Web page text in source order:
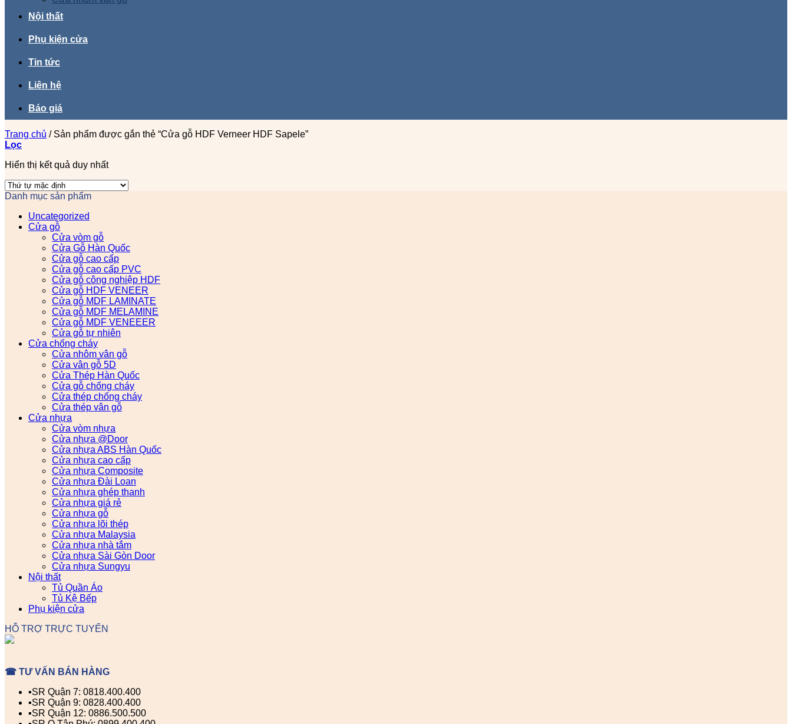
Nội thất
Phụ kiện cửa
Tin tức
Liên hệ
Báo giá
Trang chủ /Sản phẩm được gắn thẻ “Cửa gỗ HDF Verneer HDF Sapele”
Lọc
Hiển thị kết quả duy nhất
Danh mục sản phẩm
Uncategorized
Cửa gỗ
Cửa vòm gỗ
Cửa Gỗ Hàn Quốc
Cửa gỗ cao cấp
Cửa gỗ cao cấp PVC
Cửa gỗ công nghiệp HDF
Cửa gỗ HDF VENEER
Cửa gỗ MDF LAMINATE
Cửa gỗ MDF MELAMINE
Cửa gỗ MDF VENEEER
Cửa gỗ tự nhiên
Cửa chống cháy
Cửa nhôm vân gỗ
Cửa vân gỗ 5D
Cửa Thép Hàn Quốc
Cửa gỗ chống cháy
Cửa thép chống cháy
Cửa thép vân gỗ
Cửa nhựa
Cửa vòm nhựa
Cửa nhựa @Door
Cửa nhựa ABS Hàn Quốc
Cửa nhựa cao cấp
Cửa nhựa Composite
Cửa nhựa Đài Loan
Cửa nhựa ghép thanh
Cửa nhựa giá rẻ
Cửa nhựa gỗ
Cửa nhựa lõi thép
Cửa nhựa Malaysia
Cửa nhựa nhà tắm
Cửa nhựa Sài Gòn Door
Cửa nhựa Sungyu
Nội thất
Tủ Quần Áo
Tủ Kệ Bếp
Phụ kiện cửa
HỖ TRỢ TRỰC TUYẾN
☎ TƯ VẤN BÁN HÀNG
▪️SR Quận 7: 0818.400.400
▪️SR Quận 9: 0828.400.400
▪️SR Quận 12: 0886.500.500